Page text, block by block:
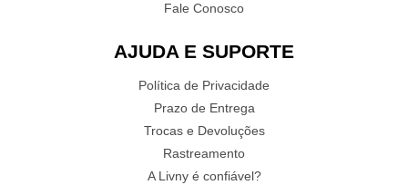
Fale Conosco
AJUDA E SUPORTE
Política de Privacidade
Prazo de Entrega
Trocas e Devoluções
Rastreamento
A Livny é confiável?